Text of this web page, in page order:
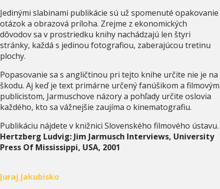
Jedinými slabinami publikácie sú už spomenuté opakovanie
otázok a obrazová príloha. Zrejme z ekonomických
dôvodov sa v prostriedku knihy nachádzajú len štyri
stránky, každá s jedinou fotografiou, zaberajúcou tretinu
plochy.
Popasovanie sa s angličtinou pri tejto knihe určite nie je na
škodu. Aj keď je text primárne určený fanúšikom a filmovým
publicistom, Jarmuschove názory a pohľady určite oslovia
každého, kto sa vážnejšie zaujíma o kinematografiu.
Publikáciu nájdete v knižnici Slovenského filmového ústavu.
Hertzberg Ludvig: Jim Jarmusch Interviews, University
Press Of Mississippi, USA, 2001
Juraj Jakubisko